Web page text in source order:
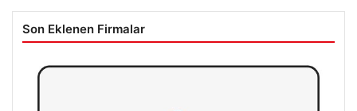
Son Eklenen Firmalar